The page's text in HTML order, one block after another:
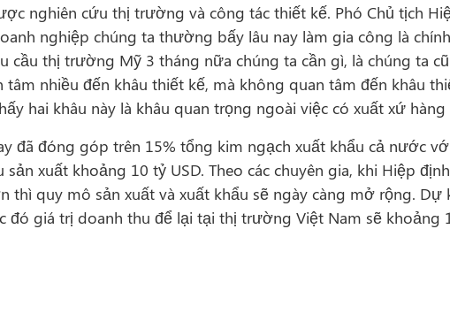
nghiên cứu thị trường và công tác thiết kế. Phó Chủ tịch
nghiệp chúng ta thường bấy lâu nay làm gia công là
cầu thị trường Mỹ 3 tháng nữa chúng ta cần gì, là chúng ta
tâm nhiều đến khâu thiết kế, mà không quan tâm đến khâu
hai khâu này là khâu quan trọng ngoài việc có xuất xứ
đã đóng góp trên 15% tổng kim ngạch xuất khẩu cả nước
xuất khoảng 10 tỷ USD. Theo các chuyên gia, khi Hiệp
thì quy mô sản xuất và xuất khẩu sẽ ngày càng mở rộng.
đó giá trị doanh thu để lại tại thị trường Việt Nam sẽ